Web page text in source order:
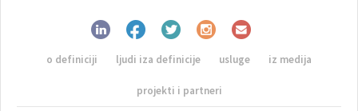
o definiciji ljudi iza definicije usluge iz medija
projekti i partneri